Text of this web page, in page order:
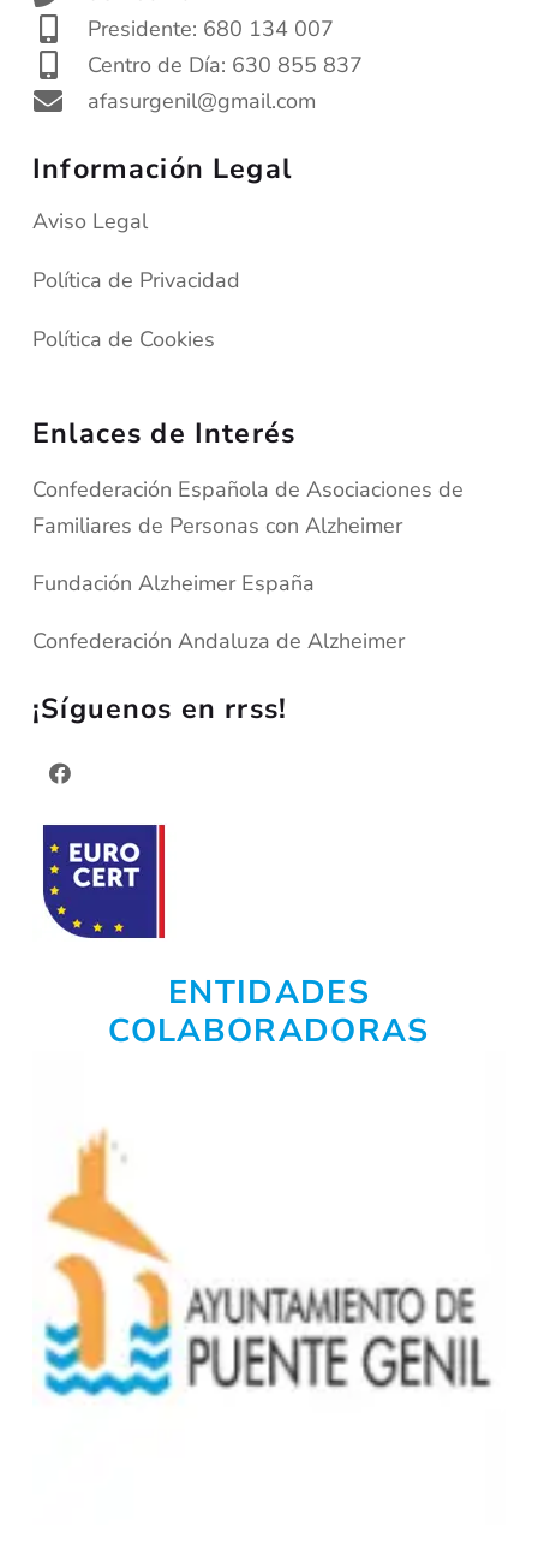
Presidente: 680 134 007
Centro de Día: 630 855 837
afasurgenil@gmail.com
Información Legal
Aviso Legal
Política de Privacidad
Política de Cookies
Enlaces de Interés
Confederación Española de Asociaciones de
Familiares de Personas con Alzheimer
Fundación Alzheimer España
Confederación Andaluza de Alzheimer
¡Síguenos en rrss!
ENTIDADES
COLABORADORAS